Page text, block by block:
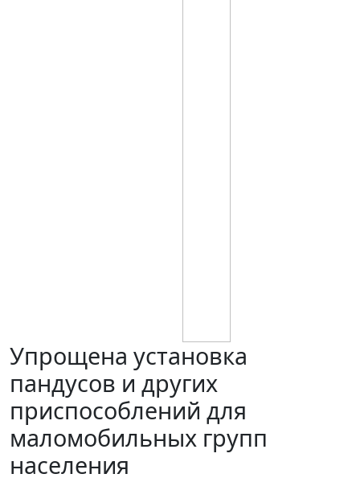
Упрощена установка
пандусов и других
приспособлений для
маломобильных групп
населения